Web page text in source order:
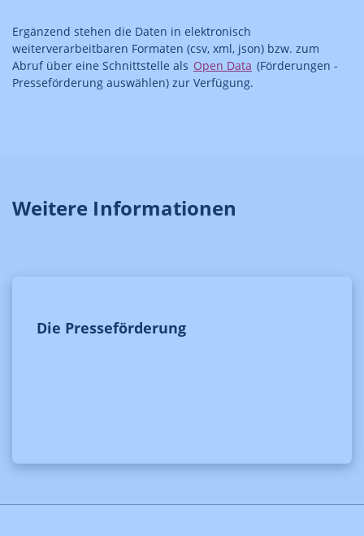
Ergänzend stehen die Daten in elektronisch
weiterverarbeitbaren Formaten (csv, xml, json) bzw. zum
Abruf über eine Schnittstelle als Open Data (Förderungen -
Presseförderung auswählen) zur Verfügung.
Weitere Informationen
Die Presseförderung